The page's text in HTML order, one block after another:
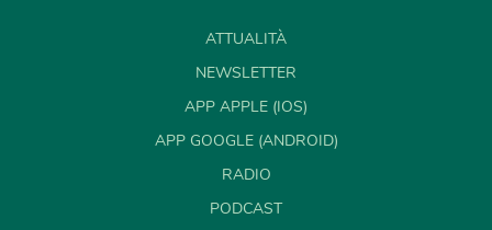
ATTUALITÀ
NEWSLETTER
APP APPLE (IOS)
APP GOOGLE (ANDROID)
RADIO
PODCAST